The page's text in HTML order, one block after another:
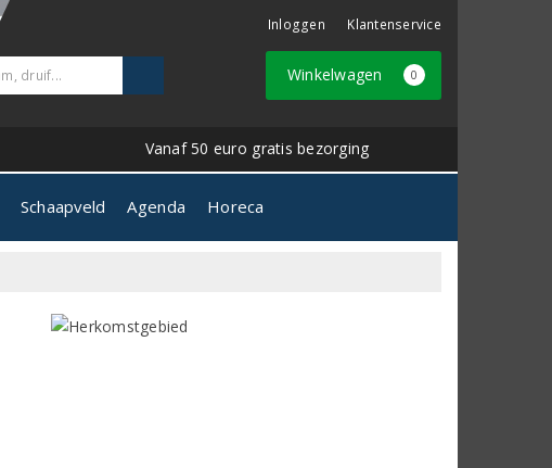
Inloggen Klantenservice
Winkelwagen 0
Vanaf 50 euro gratis bezorging
Schaapveld Agenda Horeca